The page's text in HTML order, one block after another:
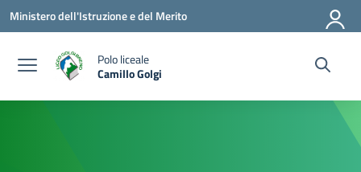
Vai ai contenuti
Vai al menu di navigazione
Vai al footer
Ministero dell'Istruzione e del Merito
Polo liceale
Camillo Golgi
— Visita la pagina iniziale della scuola